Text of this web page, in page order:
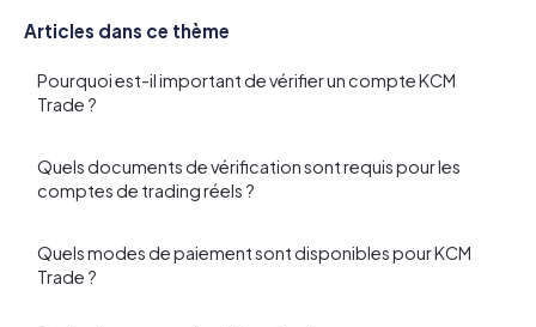
Articles dans ce thème
Pourquoi est-il important de vérifier un compte KCM
Trade ?
Quels documents de vérification sont requis pour les
comptes de trading réels ?
Quels modes de paiement sont disponibles pour KCM
Trade ?